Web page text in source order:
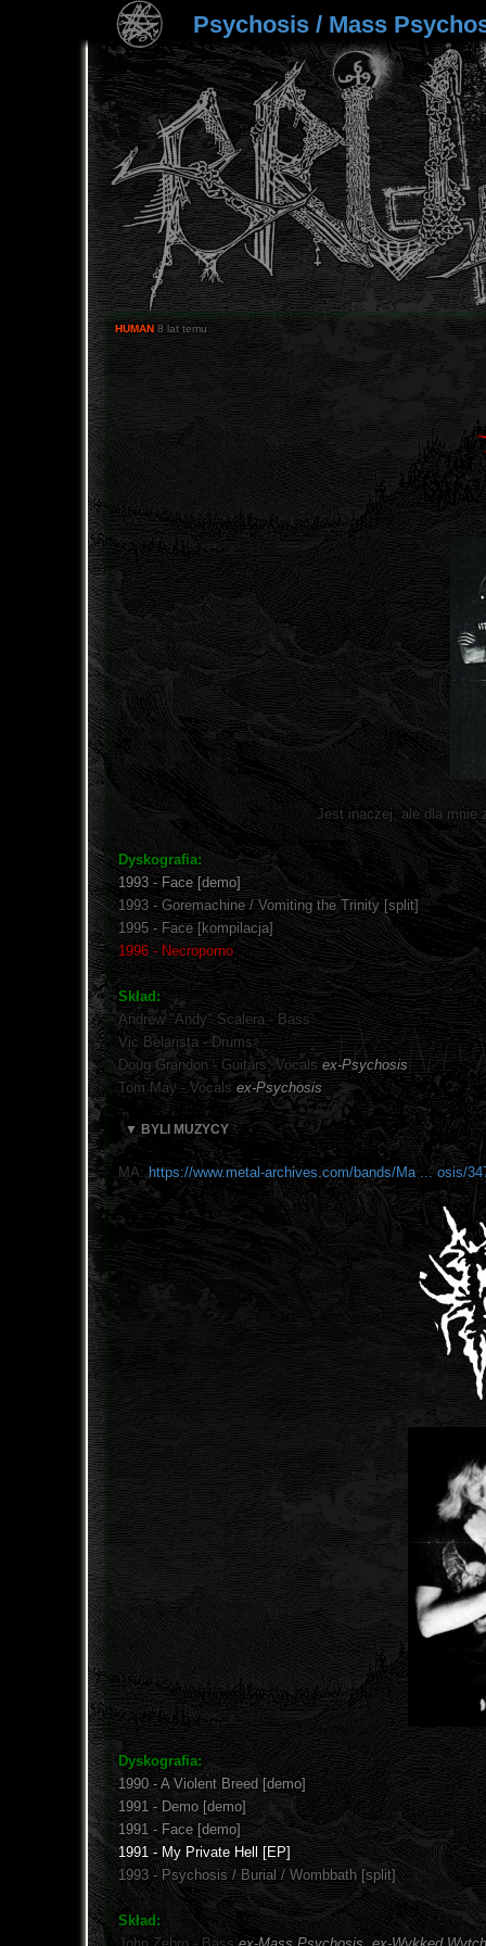
Psychosis / Mass
HUMAN 8 lat temu
Jest inaczej, ale dla mnie
Dyskografia:
1993 - Face [demo]
1993 - Goremachine / Vomiting the Trinity [split]
1995 - Face [kompilacja]
1996 - Necroporno
Skład:
Andrew "Andy" Scalera - Bass
Vic Belarista - Drums
Doug Grandon - Guitars, Vocals ex-Psychosis
Tom May - Vocals ex-Psychosis
▼ BYLI MUZYCY
MA: https://www.metal-archives.com/bands/Ma ... osis/
Dyskografia:
1990 - A Violent Breed [demo]
1991 - Demo [demo]
1991 - Face [demo]
1991 - My Private Hell [EP]
1993 - Psychosis / Burial / Wombbath [split]
Skład: